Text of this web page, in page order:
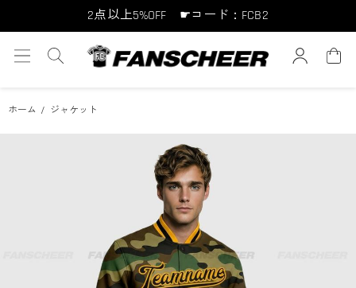
10点以上10%OFF ☛コード：FCB10
15点以上15%OFF ☛コード：FCB15
ホーム ジャケット